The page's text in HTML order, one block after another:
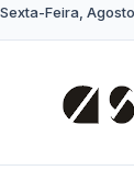
Sexta-Feira,